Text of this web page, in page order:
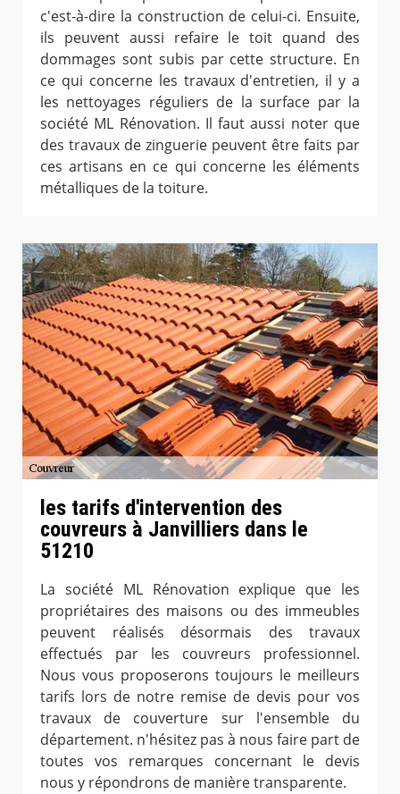
c'est-à-dire la construction de celui-ci. Ensuite,
ils peuvent aussi refaire le toit quand des
dommages sont subis par cette structure. En
ce qui concerne les travaux d'entretien, il y a
les nettoyages réguliers de la surface par la
société ML Rénovation. Il faut aussi noter que
des travaux de zinguerie peuvent être faits par
ces artisans en ce qui concerne les éléments
métalliques de la toiture.
les tarifs d'intervention des
couvreurs à Janvilliers dans le
51210
La société ML Rénovation explique que les
propriétaires des maisons ou des immeubles
peuvent réalisés désormais des travaux
effectués par les couvreurs professionnel.
Nous vous proposerons toujours le meilleurs
tarifs lors de notre remise de devis pour vos
travaux de couverture sur l'ensemble du
département. n'hésitez pas à nous faire part de
toutes vos remarques concernant le devis
nous y répondrons de manière transparente.